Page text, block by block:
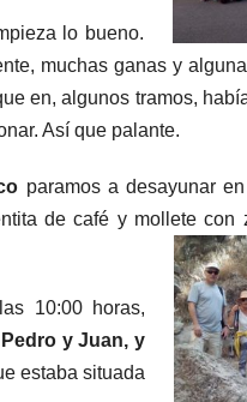
lo bueno.
muchas ganas y
en, algunos tramos,
Así que palante.
paramos a desayunar
de café y mollete con
10:00 horas,
y Juan, y
estaba situada